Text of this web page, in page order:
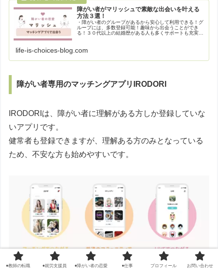
障がい者がマリッシュで素敵な出会いを叶える
方法３選！
・障がい者のグループがあるから安心して利用できる！グ
ループには、多数登録可能！趣味から出会うことができ
る！３０代以上の結婚歴がある人も多くサポートも充実し
life-is-choices-blog.com
障がい者専用のマッチングアプリIRODORI
IRODORIは、障がい者に理解がある方しか登録していな
いアプリです。
健常者も登録できますが、理解ある方のみとなっている
ため、不安な方も始めやすいです。
●教師の転職 ●就労支援員 ●障がい者の恋愛 ●仕事 プロフィール お問い合わせ